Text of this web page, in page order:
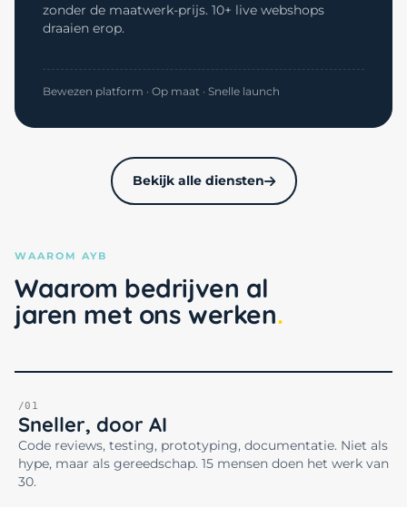
zonder de maatwerk-prijs. 10+ live webshops
draaien erop.
Bewezen platform · Op maat · Snelle launch
Bekijk alle diensten
WAAROM AYB
Waarom bedrijven al
jaren met ons werken
/01
Sneller, door AI
Code reviews, testing, prototyping, documentatie. Niet als
hype, maar als gereedschap. 15 mensen doen het werk van
30.